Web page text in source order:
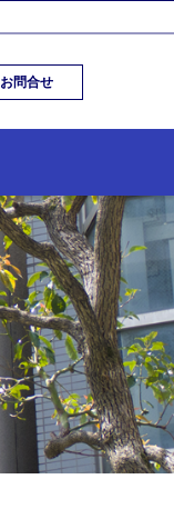
お問合せ